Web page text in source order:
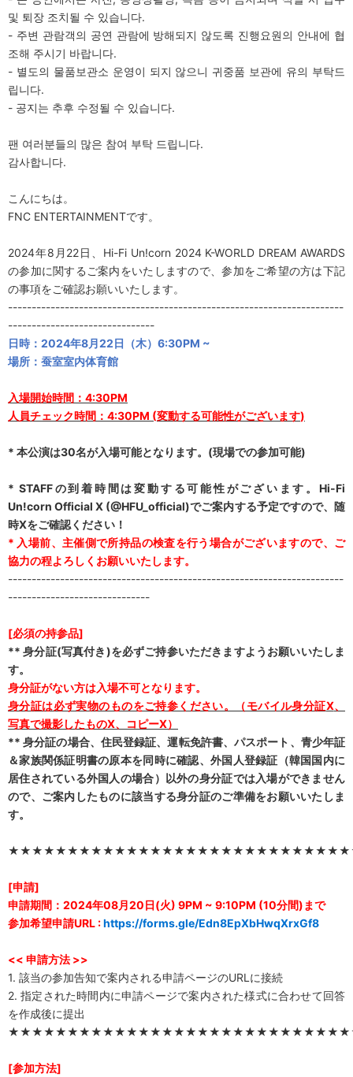
및 퇴장 조치될 수 있습니다.
- 주변 관람객의 공연 관람에 방해되지 않도록 진행요원의 안내에 협
조해 주시기 바랍니다.
- 별도의 물품보관소 운영이 되지 않으니 귀중품 보관에 유의 부탁드
립니다.
- 공지는 추후 수정될 수 있습니다.
팬 여러분들의 많은 참여 부탁 드립니다.
감사합니다.
こんにちは。
FNC ENTERTAINMENTです。
2024年8月22日、Hi-Fi Un!corn 2024 K-WORLD DREAM AWARDS
の参加に関するご案内をいたしますので、参加をご希望の方は下記
の事項をご確認お願いいたします。
-----------------------------------------------------------------------
-------------------------------
日時： 2024年8月22日（木） 6:30PM ~
場所： 蚕室室内体育館
入場開始時間 ： 4:30PM
人員チェック時間： 4:30PM (変動する可能性がございます)
* 本公演は30名が入場可能となります。 (現場での参加可能)
* STAFFの到着時間は変動する可能性がございます。Hi-Fi
Un!cornOfficial X (@HFU_official)でご案内する予定ですので、随
時Xをご確認ください ！
* 入場前、主催側で所持品の検査を行う場合がございますので、ご
協力の程よろしくお願いいたします。
-----------------------------------------------------------------------
------------------------------
[必須の持参品]
**身分証(写真付き)を必ずご持参いただきますようお願いいたしま
す。
身分証がない方は入場不可となります。
身分証は必ず実物のものをご持参ください。（モバイル身分証X、
写真で撮影したものX、コピーX）
**身分証の場合、住民登録証、運転免許書、パスポート、青少年証
＆家族関係証明書の原本を同時に確認、外国人登録証（韓国国内に
居住されている外国人の場合）以外の身分証では入場ができません
ので、ご案内したものに該当する身分証のご準備をお願いいたしま
す。
[申請]
申請期間： 2024年08月20日(火) 9PM ~ 9:10PM (10分間) まで
参加希望申請URL :https://forms.gle/Edn8EpXbHwqXrxGf8
<< 申請方法 >>
1. 該当の参加告知で案内される申請ページのURLに接続
2. 指定された時間内に申請ページで案内された様式に合わせて回答
を作成後に提出
[参加方法]